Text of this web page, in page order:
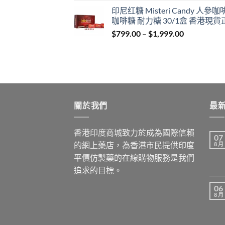
$699.00
through
$1,899.00
印尼红糖 Misteri Candy 人參咖
咖啡糖 耐力糖 30/1盒 香港現貨
$799.00 – $1,999.00Price
關於我們
香港印度商城致力於成為國際信賴
的網上藥店，為香港市民提供印度
平價仿製藥的在線購物服務是我們
追求的目標。
最
07
8 月
06
8 月